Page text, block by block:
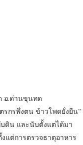
อ.ด่านขุนทด
รกรพึ่งตน ข้าวโพดยั่งยืน"
ดิน และนับตั้งแต่ได้มา
แต่การตรวจธาตุอาหาร